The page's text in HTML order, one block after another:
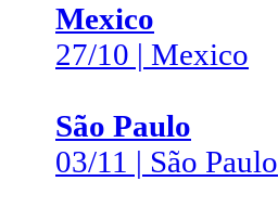
Mexico
27/10 | Mexico
São Paulo
03/11 | São Paulo